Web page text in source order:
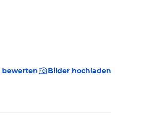
bewerten Bilder hochladen